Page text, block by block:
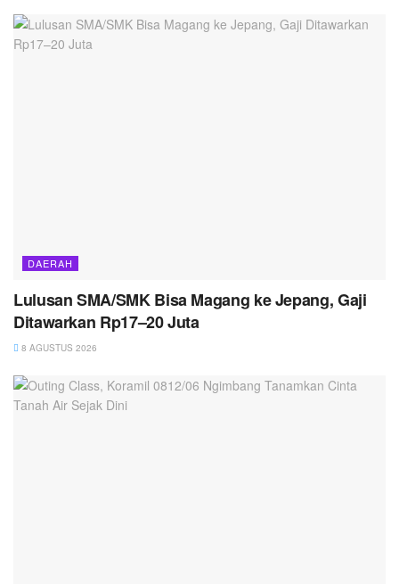
DAERAH
Lulusan SMA/SMK Bisa Magang ke Jepang, Gaji
Ditawarkan Rp17–20 Juta
8 AGUSTUS 2026